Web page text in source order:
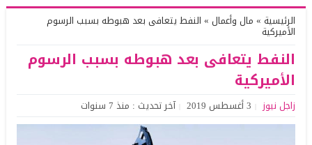
الرئيسية » مال وأعمال »النفط يتعافى بعد هبوطه بسبب الرسوم
الأميركية
النفط يتعافى بعد هبوطه بسبب الرسوم
الأميركية
زاجل نيوز 3 أغسطس 2019 آخر تحديث : منذ 7 سنوات